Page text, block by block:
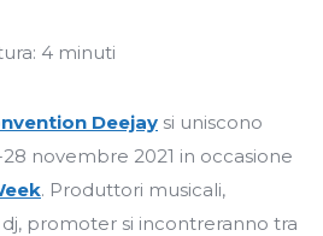
4 minuti
Deejay si uniscono
novembre 2021 in occasione
. Produttori musicali,
dj, promoter si incontreranno tra